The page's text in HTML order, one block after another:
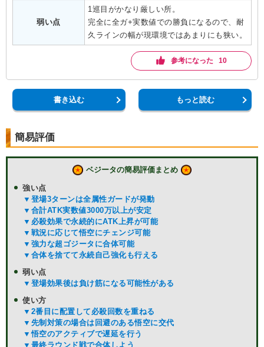
弱い点
1巡目がかなり厳しい所。
完全に全ガ+実数値での勝負になるので、耐
久ラインの幅が現環境ではあまりにも狭い。
参考になった 10
書き込む もっと読む
簡易評価
ベジータの簡易評価まとめ
強い点
▼登場3ターンは全属性ガードが発動
▼合計ATK実数値3000万以上が安定
▼必殺効果で永続的にATK上昇が可能
▼戦況に応じて悟空にチェンジ可能
▼強力な超ゴジータに合体可能
▼合体を捨てて永続自己強化も行える
弱い点
▼登場効果後は負け筋になる可能性がある
使い方
▼2番目に配置して必殺回数を重ねる
▼先制対策の場合は回避のある悟空に交代
▼悟空のアクティブで遅延を行う
▼最終ラウンド戦で合体しよう